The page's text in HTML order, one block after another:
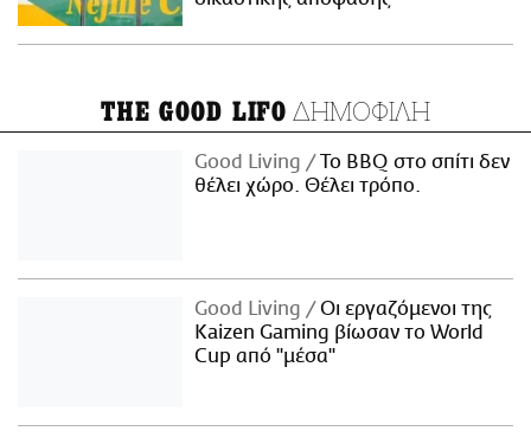
THE GOOD LIFO ΔΗΜΟΦΙΛΗ
Good Living
Το BBQ στο σπίτι δεν
θέλει χώρο. Θέλει τρόπο.
Good Living
Οι εργαζόμενοι της
Kaizen Gaming βίωσαν το World
Cup από "μέσα"